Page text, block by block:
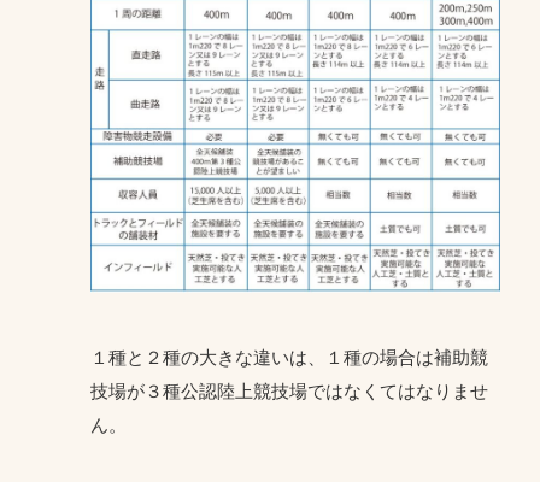
１種と２種の大きな違いは、１種の場合は補助競
技場が３種公認陸上競技場ではなくてはなりませ
ん。